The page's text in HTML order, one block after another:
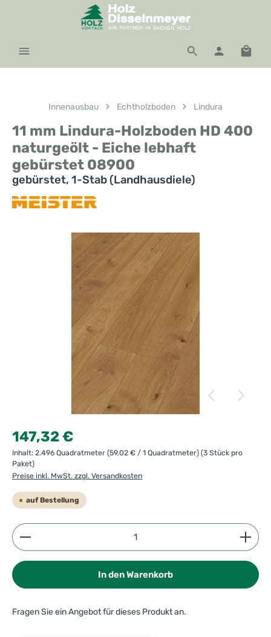
Zum Hauptinhalt springen
Innenausbau Echtholzboden Lindura
11 mm Lindura-Holzboden HD 400
naturgeölt - Eiche lebhaft
gebürstet 08900
gebürstet, 1-Stab (Landhausdiele)
Bildergalerie überspringen
Regulärer Preis:
147,32 €
Inhalt: 2.496 Quadratmeter (59,02 € / 1 Quadratmeter) (3 Stück pro
Paket)
Preise inkl. MwSt. zzgl. Versandkosten
auf Bestellung
Produkt Anzahl: Gib den gewünschten Wert ein
In den Warenkorb
Fragen Sie ein Angebot für dieses Produkt an.